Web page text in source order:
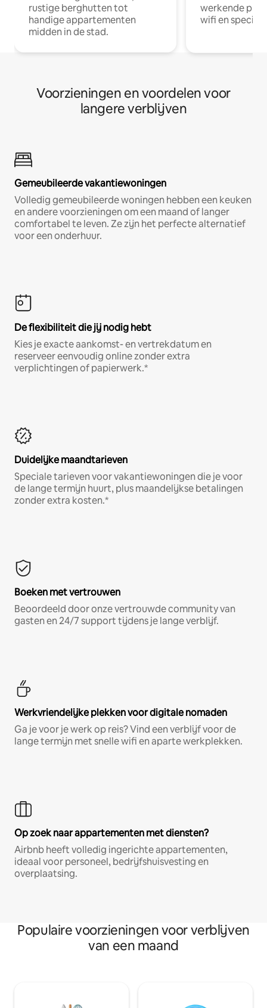
rustige berghutten tot
handige appartementen
midden in de stad.
werkende
wifi en
Voorzieningen en voordelen voor
langere verblijven
Gemeubileerde vakantiewoningen
Volledig gemeubileerde woningen hebben een keuken
en andere voorzieningen om een maand of langer
comfortabel te leven. Ze zijn het perfecte alternatief
voor een onderhuur.
De flexibiliteit die jij nodig hebt
Kies je exacte aankomst- en vertrekdatum en
reserveer eenvoudig online zonder extra
verplichtingen of papierwerk.*
Duidelijke maandtarieven
Speciale tarieven voor vakantiewoningen die je voor
de lange termijn huurt, plus maandelijkse betalingen
zonder extra kosten.*
Boeken met vertrouwen
Beoordeeld door onze vertrouwde community van
gasten en 24/7 support tijdens je lange verblijf.
Werkvriendelijke plekken voor digitale nomaden
Ga je voor je werk op reis? Vind een verblijf voor de
lange termijn met snelle wifi en aparte werkplekken.
Op zoek naar appartementen met diensten?
Airbnb heeft volledig ingerichte appartementen,
ideaal voor personeel, bedrijfshuisvesting en
overplaatsing.
Populaire voorzieningen voor verblijven
van een maand